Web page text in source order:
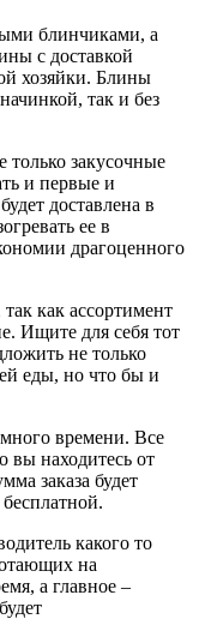
блинчиками, а
с доставкой
хозяйки. Блины
так и без
только закусочные
и первые и
доставлена в
ее в
драгоценного
как ассортимент
Ищите для себя тот
не только
еды, но что бы и
времени. Все
вы находитесь от
заказа будет
какого то
на
а главное –